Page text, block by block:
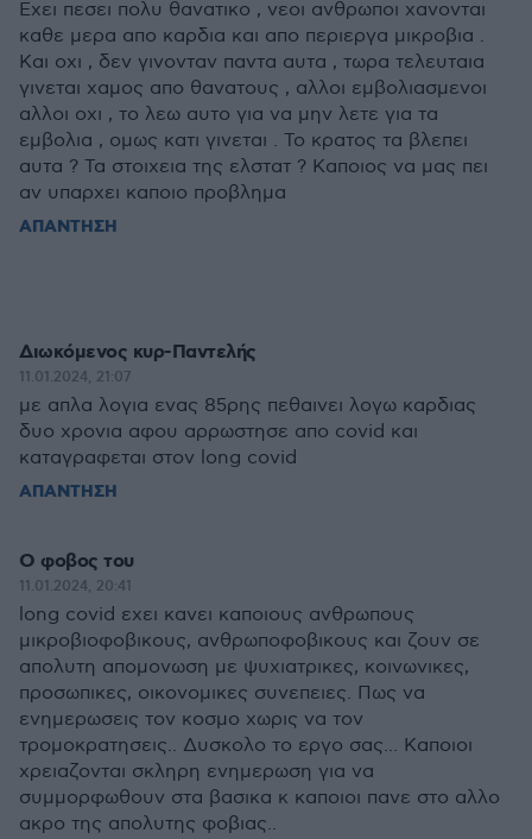
Εχει πεσει πολυ θανατικο , νεοι ανθρωποι χανονται
καθε μερα απο καρδια και απο περιεργα μικροβια .
Και οχι , δεν γινονταν παντα αυτα , τωρα τελευταια
γινεται χαμος απο θανατους , αλλοι εμβολιασμενοι
αλλοι οχι , το λεω αυτο για να μην λετε για τα
εμβολια , ομως κατι γινεται . Το κρατος τα βλεπει
αυτα ? Τα στοιχεια της ελστατ ? Καποιος να μας πει
αν υπαρχει καποιο προβλημα
ΑΠΑΝΤΗΣΗ
Διωκόμενος κυρ-Παντελής
11.01.2024, 21:07
με απλα λογια ενας 85ρης πεθαινει λογω καρδιας
δυο χρονια αφου αρρωστησε απο covid και
καταγραφεται στον long covid
ΑΠΑΝΤΗΣΗ
Ο φοβος του
11.01.2024, 20:41
long covid εχει κανει καποιους ανθρωπους
μικροβιοφοβικους, ανθρωποφοβικους και ζουν σε
απολυτη απομονωση με ψυχιατρικες, κοινωνικες,
προσωπικες, οικονομικες συνεπειες. Πως να
ενημερωσεις τον κοσμο χωρις να τον
τρομοκρατησεις.. Δυσκολο το εργο σας... Καποιοι
χρειαζονται σκληρη ενημερωση για να
συμμορφωθουν στα βασικα κ καποιοι πανε στο αλλο
ακρο της απολυτης φοβιας..